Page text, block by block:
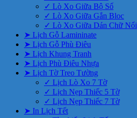
✓ Lò Xo Giữa Bộ Số
✓ Lò Xo Giữa Gắn Bloc
✓ Lò Xo Giữa Dán Chữ Nổi
➤ Lịch Gỗ Lamininate
➤ Lịch Gỗ Phù Điêu
➤ Lịch Khung Tranh
➤ Lịch Phù Điêu Nhựa
➤ Lịch Tờ Treo Tường
✓ Lịch Lò Xo 7 Tờ
✓ Lịch Nẹp Thiếc 5 Tờ
✓ Lịch Nẹp Thiếc 7 Tờ
➤ In Lịch Tết